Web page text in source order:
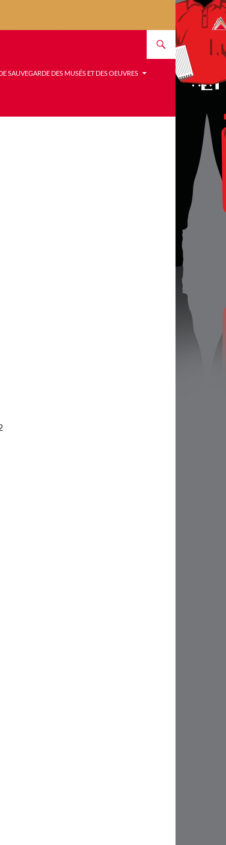
SAUVEGARDE DES MUSÉS ET DES OEUVRES